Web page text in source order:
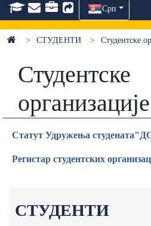
Срп
СТУДЕНТИ Студентске
СТУДЕНТИ
Студентске
организације
Статут Удружења
Регистар студентских